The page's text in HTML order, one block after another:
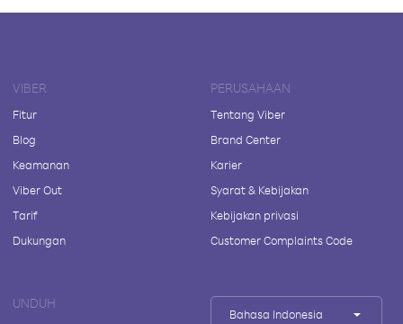
VIBER
Fitur
Blog
Keamanan
Viber Out
Tarif
Dukungan
PERUSAHAAN
Tentang Viber
Brand Center
Karier
Syarat & Kebijakan
Kebijakan privasi
Customer Complaints Code
UNDUH
Bahasa Indonesia